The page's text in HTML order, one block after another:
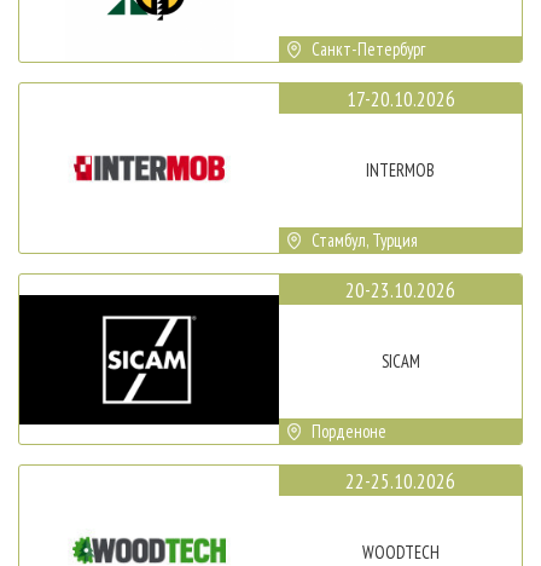
Санкт-Петербург
17-20.10.2026
INTERMOB
Стамбул, Турция
20-23.10.2026
SICAM
Порденоне
22-25.10.2026
WOODTECH